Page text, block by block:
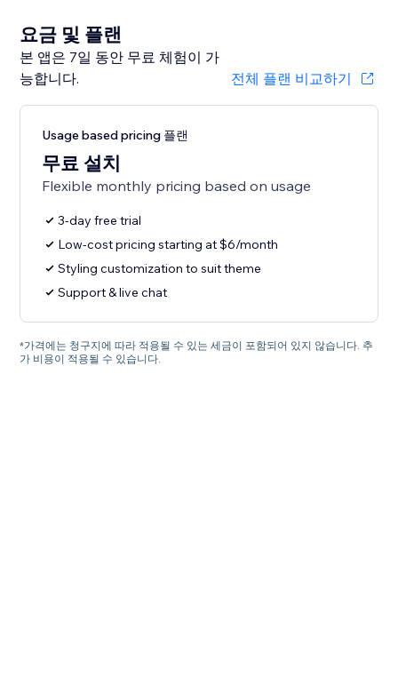
요금 및 플랜
본 앱은 7일 동안 무료 체험이 가
능합니다.
전체 플랜 비교하기
Usage based pricing 플랜
무료 설치
Flexible monthly pricing based on usage
3-day free trial
Low-cost pricing starting at $6/month
Styling customization to suit theme
Support & live chat
*가격에는 청구지에 따라 적용될 수 있는 세금이 포함되어 있지 않습니다. 추
가 비용이 적용될 수 있습니다.